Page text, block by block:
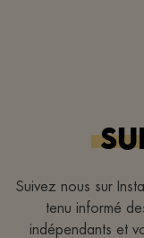
Suivez nous sur
tenu informé
indépendants et